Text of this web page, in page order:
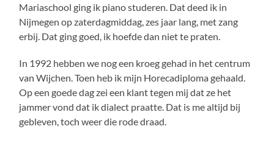
Mariaschool ging ik piano studeren. Dat deed ik in
Nijmegen op zaterdagmiddag, zes jaar lang, met zang
erbij. Dat ging goed, ik hoefde dan niet te praten.
In 1992 hebben we nog een kroeg gehad in het centrum
van Wijchen. Toen heb ik mijn Horecadiploma gehaald.
Op een goede dag zei een klant tegen mij dat ze het
jammer vond dat ik dialect praatte. Dat is me altijd bij
gebleven, toch weer die rode draad.